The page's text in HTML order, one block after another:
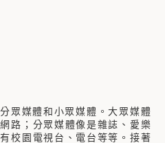
眾媒體和小眾媒體。大眾媒體
路；分眾媒體像是雜誌、愛樂
校園電視台、電台等等。接著